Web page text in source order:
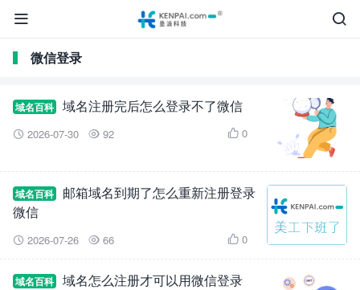


微信登录
域名百科 域名注册完后怎么登录不了微信
 2026-07-30  92  0
域名百科
邮箱域名到期了怎么重新注册登录
微信
 2026-07-26  66  0
域名百科 域名怎么注册才可以用微信登录